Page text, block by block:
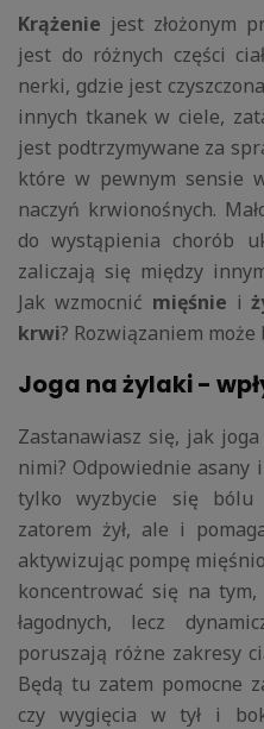
Krążenie jest złożonym
jest do różnych części
nerki, gdzie jest
innych tkanek w ciele,
jest podtrzymywane za
które w pewnym sensie
naczyń krwionośnych.
do wystąpienia chorób
zaliczają się między
Jak wzmocnić mięśnie i
krwi? Rozwiązaniem może
Joga na żylaki -
Zastanawiasz się, jak
nimi? Odpowiednie
tylko wyzbycie się
zatorem żył, ale i
aktywizując pompę
koncentrować się na tym,
łagodnych, lecz
poruszają różne zakresy
Będą tu zatem pomocne
czy wygięcia w tył i